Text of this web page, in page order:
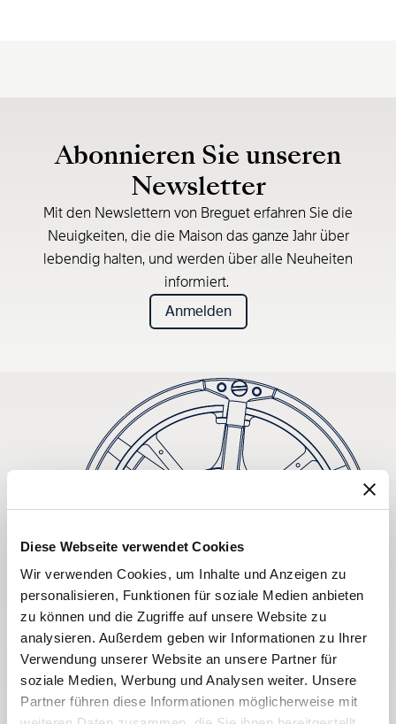
Diese Webseite verwendet Cookies
Wir verwenden Cookies, um Inhalte und Anzeigen zu
personalisieren, Funktionen für soziale Medien anbieten
zu können und die Zugriffe auf unsere Website zu
analysieren. Außerdem geben wir Informationen zu Ihrer
Verwendung unserer Website an unsere Partner für
soziale Medien, Werbung und Analysen weiter. Unsere
Partner führen diese Informationen möglicherweise mit
Abonnieren Sie unseren
Newsletter
Mit den Newslettern von Breguet erfahren Sie die
Neuigkeiten, die die Maison das ganze Jahr über
lebendig halten, und werden über alle Neuheiten
informiert.
Anmelden